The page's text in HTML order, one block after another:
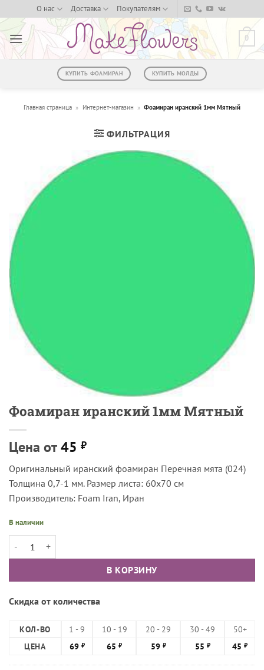
to
content
О нас Доставка Покупателям
0
КУПИТЬ ФОАМИРАН КУПИТЬ МОЛДЫ
Главная страница » Интернет-магазин » Фоамиран иранский 1мм Мятный
ФИЛЬТРАЦИЯ
Фоамиран иранский 1мм Мятный
Цена от45 ₽
Оригинальный иранский фоамиран Перечная мята (024)
Толщина 0,7-1 мм. Размер листа: 60х70 см
Производитель: Foam Iran, Иран
В наличии
В КОРЗИНУ
Скидка от количества
КОЛ-ВО 1 - 9 10 - 19 20 - 29 30 - 49
50+
ЦЕНА
69 ₽ 65 ₽ 59 ₽ 55 ₽ 45 ₽